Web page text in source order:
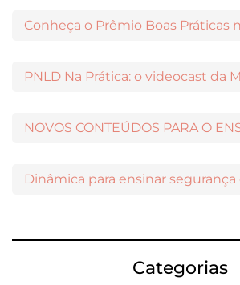
Conheça o Prêmio Boas Práticas
Categorias